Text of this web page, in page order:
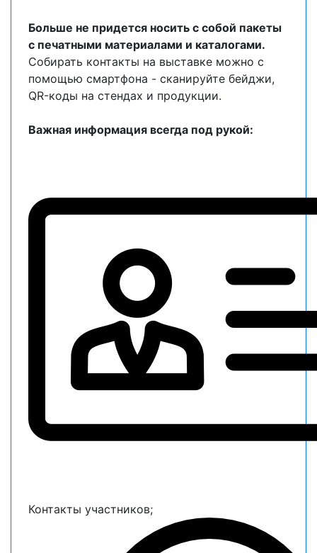
Больше не придется носить с собой пакеты
с печатными материалами и каталогами.
Собирать контакты на выставке можно с
помощью смартфона - сканируйте бейджи,
QR-коды на стендах и продукции.
Важная информация всегда под рукой:
Контакты участников;